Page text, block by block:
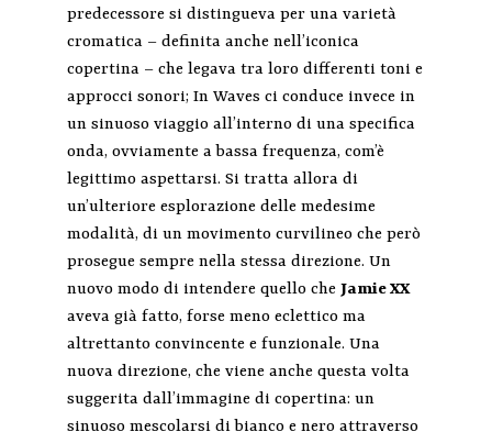
predecessore si distingueva per una varietà
cromatica – definita anche nell’iconica
copertina – che legava tra loro differenti toni e
approcci sonori; In Waves ci conduce invece in
un sinuoso viaggio all’interno di una specifica
onda, ovviamente a bassa frequenza, com’è
legittimo aspettarsi. Si tratta allora di
un’ulteriore esplorazione delle medesime
modalità, di un movimento curvilineo che però
prosegue sempre nella stessa direzione. Un
nuovo modo di intendere quello che Jamie XX
aveva già fatto, forse meno eclettico ma
altrettanto convincente e funzionale. Una
nuova direzione, che viene anche questa volta
suggerita dall’immagine di copertina: un
sinuoso mescolarsi di bianco e nero attraverso